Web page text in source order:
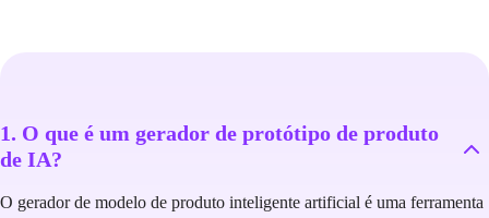
1. O que é um gerador de protótipo de produto
de IA?
O gerador de modelo de produto inteligente artificial é uma ferramenta